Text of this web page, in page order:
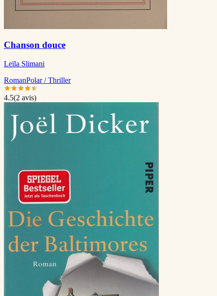
Chanson douce
Leïla Slimani
RomanPolar / Thriller
4.5(2 avis)